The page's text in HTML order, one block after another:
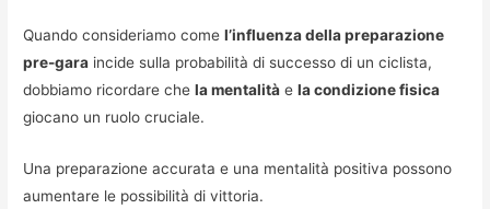
Quando consideriamo comel’influenza della preparazione
pre-gara incide sulla probabilità di successo di un ciclista,
dobbiamo ricordare chela mentalità ela condizione fisica
giocano un ruolo cruciale.
Una preparazione accurata e una mentalità positiva possono
aumentare le possibilità di vittoria.